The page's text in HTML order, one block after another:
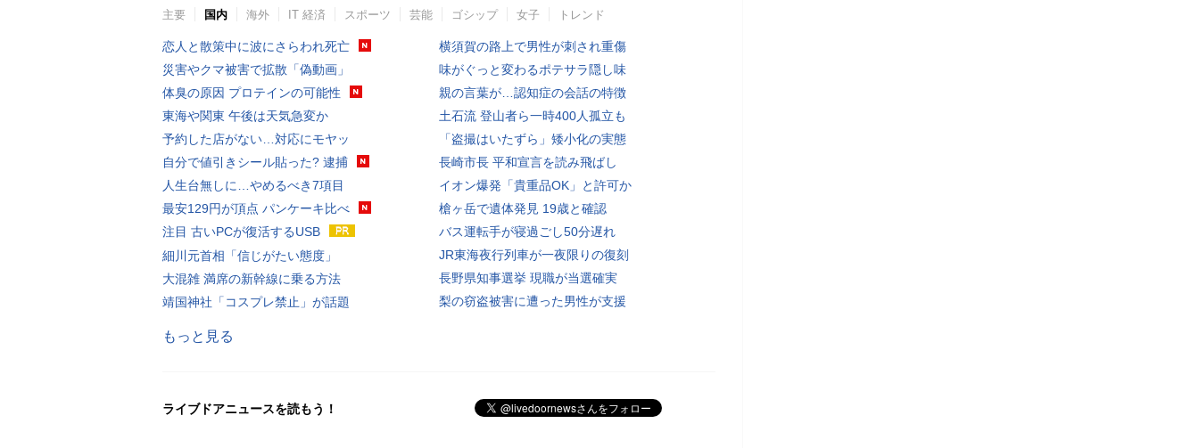
主要 国内 海外 IT 経済 スポーツ 芸能 ゴシップ 女子 トレンド
恋人と散策中に波にさらわれ死亡
災害やクマ被害で拡散「偽動画」
体臭の原因 プロテインの可能性
東海や関東 午後は天気急変か
予約した店がない…対応にモヤッ
自分で値引きシール貼った? 逮捕
人生台無しに…やめるべき7項目
最安129円が頂点 パンケーキ比べ
注目 古いPCが復活するUSB
細川元首相「信じがたい態度」
大混雑 満席の新幹線に乗る方法
靖国神社「コスプレ禁止」が話題
横須賀の路上で男性が刺され重傷
味がぐっと変わるポテサラ隠し味
親の言葉が…認知症の会話の特徴
土石流 登山者ら一時400人孤立も
「盗撮はいたずら」矮小化の実態
長崎市長 平和宣言を読み飛ばし
イオン爆発「貴重品OK」と許可か
槍ヶ岳で遺体発見 19歳と確認
バス運転手が寝過ごし50分遅れ
JR東海夜行列車が一夜限りの復刻
長野県知事選挙 現職が当選確実
梨の窃盗被害に遭った男性が支援
もっと見る
ライブドアニュースを読もう！